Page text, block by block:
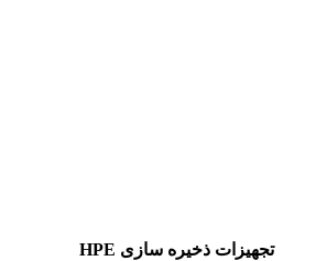
تجهیزات ذخیره سازی HPE